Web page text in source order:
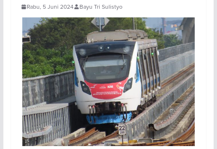
Rabu, 5 Juni 2024 Bayu Tri Sulistyo